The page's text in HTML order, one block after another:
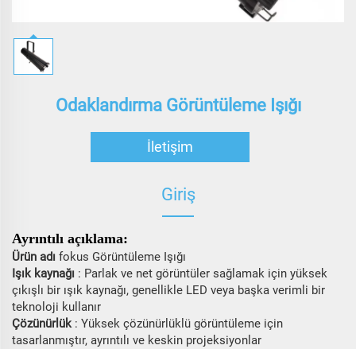
Odaklandırma Görüntüleme Işığı
İletişim
Giriş
Ayrıntılı açıklama:
Ürün adı fokus Görüntüleme Işığı
Işık kaynağı : Parlak ve net görüntüler sağlamak için yüksek
çıkışlı bir ışık kaynağı, genellikle LED veya başka verimli bir
teknoloji kullanır
Çözünürlük : Yüksek çözünürlüklü görüntüleme için
tasarlanmıştır, ayrıntılı ve keskin projeksiyonlar